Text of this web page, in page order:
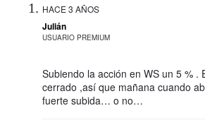
HACE 3 AÑOS
Julián
USUARIO PREMIUM
Subiendo la acción en WS un 5 % .
cerrado ,así que mañana cuando
fuerte subida… o no…